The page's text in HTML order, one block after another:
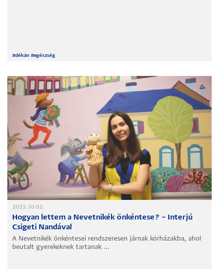
#dékán #egészség
2025.10.02.
Hogyan lettem a Nevetnikék önkéntese? – Interjú
Csigeti Nandával
A Nevetnikék önkéntesei rendszeresen járnak kórházakba, ahol
beutalt gyerekeknek tartanak ...